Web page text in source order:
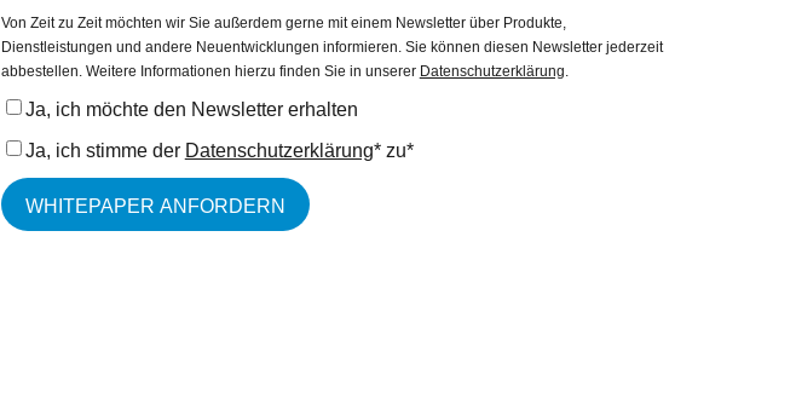
Von Zeit zu Zeit möchten wir Sie außerdem gerne mit einem Newsletter über Produkte,
Dienstleistungen und andere Neuentwicklungen informieren. Sie können diesen Newsletter jederzeit
abbestellen. Weitere Informationen hierzu finden Sie in unserer Datenschutzerklärung.
Ja, ich möchte den Newsletter erhalten
Ja, ich stimme der Datenschutzerklärung* zu*